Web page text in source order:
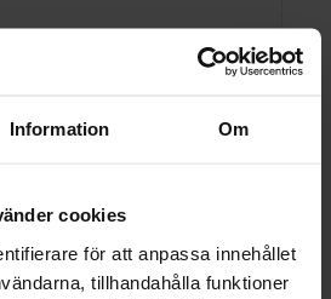
Information Om
cookies
för att anpassa innehållet
tillhandahålla funktioner